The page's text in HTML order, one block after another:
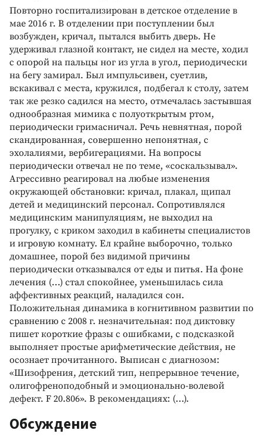
Повторно госпитализирован в детское отделение в
мае 2016 г. В отделении при поступлении был
возбужден, кричал, пытался выбить дверь. Не
удерживал глазной контакт, не сидел на месте, ходил
с опорой на пальцы ног из угла в угол, периодически
на бегу замирал. Был импульсивен, суетлив,
вскакивал с места, кружился, подбегал к столу, затем
так же резко садился на место, отмечалась застывшая
однообразная мимика с полуоткрытым ртом,
периодически гримасничал. Речь невнятная, порой
скандированная, совершенно непонятная, с
эхолалиями, вербигерациями. На вопросы
периодически отвечал не по теме, «соскальзывал».
Агрессивно реагировал на любые изменения
окружающей обстановки: кричал, плакал, щипал
детей и медицинский персонал. Сопротивлялся
медицинским манипуляциям, не выходил на
прогулку, с криком заходил в кабинеты специалистов
и игровую комнату. Ел крайне выборочно, только
домашнее, порой без видимой причины
периодически отказывался от еды и питья. На фоне
лечения (...) стал спокойнее, уменьшилась сила
аффективных реакций, наладился сон.
Положительная динамика в когнитивном развитии по
сравнению с 2008 г. незначительная: под диктовку
пишет короткие фразы с ошибками, с подсказкой
выполняет простые арифметические действия, не
осознает прочитанного. Выписан с диагнозом:
«Шизофрения, детский тип, непрерывное течение,
олигофреноподобный и эмоционально-волевой
дефект. F 20.806». В рекомендациях: (...).
Обсуждение